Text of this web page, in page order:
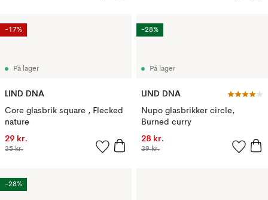
På lager
LIND DNA
Core glasbrik square , Flecked
nature
29 kr.
35 kr.
-17%
På lager
LIND DNA
Nupo glasbrikker circle,
Burned curry
28 kr.
39 kr.
-28%
-28%